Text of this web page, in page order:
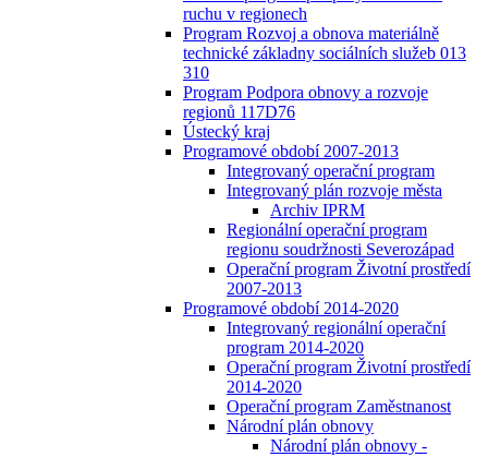
ruchu v regionech
Program Rozvoj a obnova materiálně
technické základny sociálních služeb 013
310
Program Podpora obnovy a rozvoje
regionů 117D76
Ústecký kraj
Programové období 2007-2013
Integrovaný operační program
Integrovaný plán rozvoje města
Archiv IPRM
Regionální operační program
regionu soudržnosti Severozápad
Operační program Životní prostředí
2007-2013
Programové období 2014-2020
Integrovaný regionální operační
program 2014-2020
Operační program Životní prostředí
2014-2020
Operační program Zaměstnanost
Národní plán obnovy
Národní plán obnovy -